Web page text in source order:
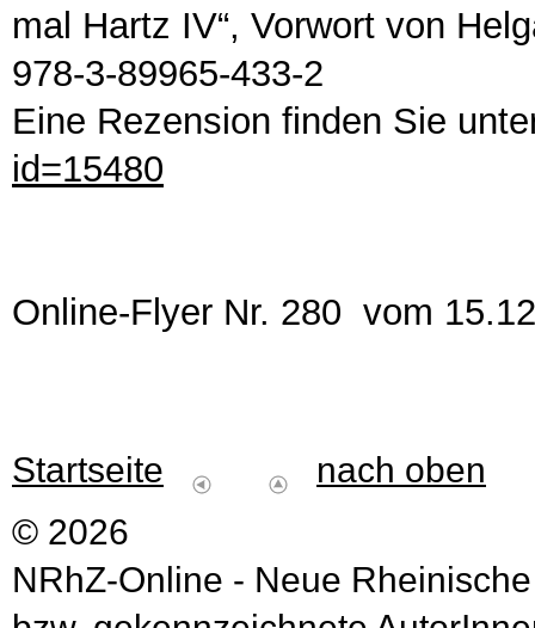
mal Hartz IV“, Vorwort von
978-3-89965-433-2
Eine Rezension finden Sie
id=15480
Online-Flyer Nr. 280 vom
Startseite
nach oben
© 2026
NRhZ-Online - Neue